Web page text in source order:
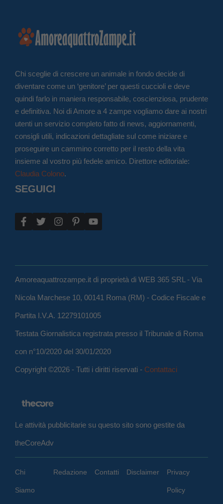
Chi sceglie di crescere un animale in fondo decide di
diventare come un ‘genitore’ per questi cuccioli e deve
quindi farlo in maniera responsabile, coscienziosa, prudente
e definitiva. Noi di Amore a 4 zampe vogliamo dare ai nostri
utenti un servizio completo fatto di news, aggiornamenti,
consigli utili, indicazioni dettagliate sul come iniziare e
proseguire un cammino corretto per il resto della vita
insieme al vostro più fedele amico. Direttore editoriale:
Claudia Colono.
SEGUICI
Amoreaquattrozampe.it di proprietà di WEB 365 SRL - Via
Nicola Marchese 10, 00141 Roma (RM) - Codice Fiscale e
Partita I.V.A. 12279101005
Testata Giornalistica registrata presso il Tribunale di Roma
con n°10/2020 del 30/01/2020
Copyright ©2026 - Tutti i diritti riservati - Contattaci
Le attività pubblicitarie su questo sito sono gestite da
theCoreAdv
Chi
Siamo
Redazione Contatti Disclaimer Privacy
Policy